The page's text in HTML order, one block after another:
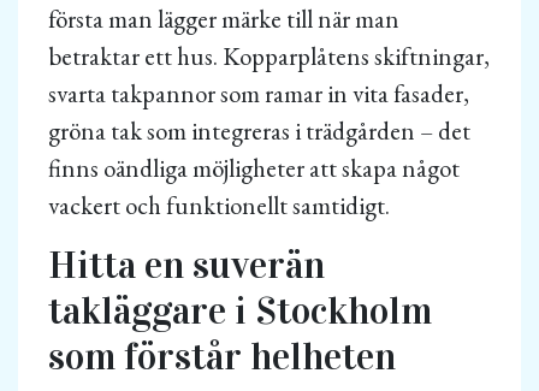
första man lägger märke till när man
betraktar ett hus. Kopparplåtens skiftningar,
svarta takpannor som ramar in vita fasader,
gröna tak som integreras i trädgården – det
finns oändliga möjligheter att skapa något
vackert och funktionellt samtidigt.
Hitta en suverän
takläggare i Stockholm
som förstår helheten